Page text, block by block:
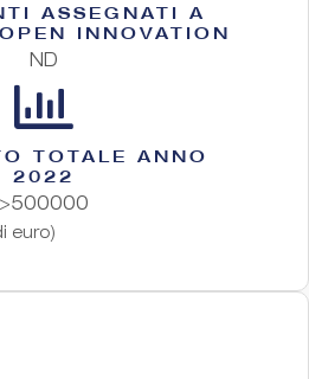
ASSEGNATI A
INNOVATION
ND
TOTALE ANNO
2022
>500000
euro)